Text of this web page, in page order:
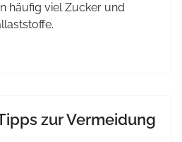
häufig viel Zucker und
zur Vermeidung